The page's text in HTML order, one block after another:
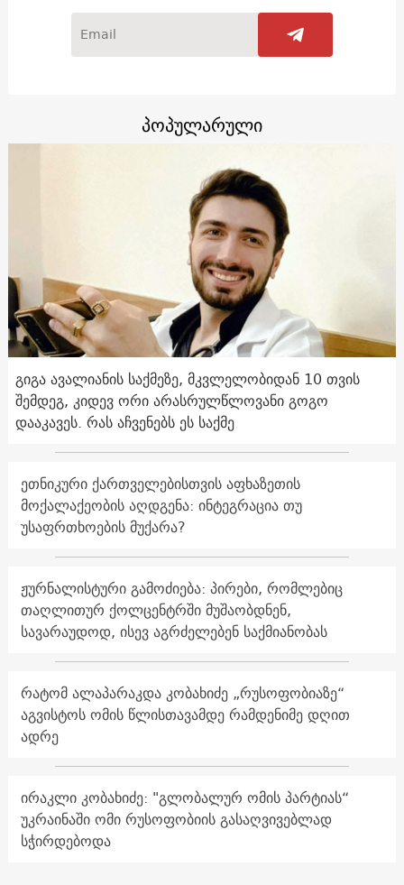
პოპულარული
გიგა ავალიანის საქმეზე, მკვლელობიდან 10 თვის
შემდეგ, კიდევ ორი არასრულწლოვანი გოგო
დააკავეს. რას აჩვენებს ეს საქმე
ეთნიკური ქართველებისთვის აფხაზეთის
მოქალაქეობის აღდგენა: ინტეგრაცია თუ
უსაფრთხოების მუქარა?
ჟურნალისტური გამოძიება: პირები, რომლებიც
თაღლითურ ქოლცენტრში მუშაობდნენ,
სავარაუდოდ, ისევ აგრძელებენ საქმიანობას
რატომ ალაპარაკდა კობახიძე „რუსოფობიაზე“
აგვისტოს ომის წლისთავამდე რამდენიმე დღით
ადრე
ირაკლი კობახიძე: "გლობალურ ომის პარტიას“
უკრაინაში ომი რუსოფობიის გასაღვივებლად
სჭირდებოდა